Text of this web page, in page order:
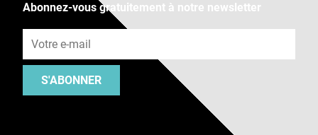
Abonnez-vous gratuitement à notre newsletter
S'ABONNER